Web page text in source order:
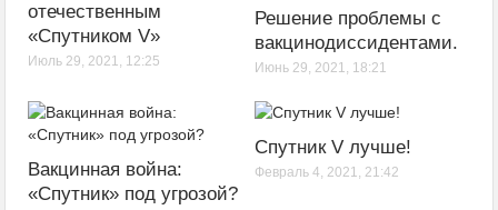
отечественным
«Спутником V»
Июль 29, 2021, 12:25
Решение проблемы с
вакцинодиссидентами.
Июнь 29, 2021, 18:21
Вакцинная война:
«Спутник» под угрозой?
Спутник V лучше!
Февраль 4, 2021, 21:42